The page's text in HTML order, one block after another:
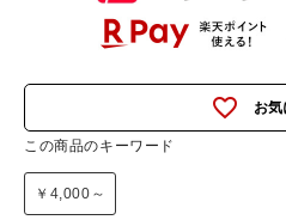
favorite_outline
この商品のキーワード
￥4,000～